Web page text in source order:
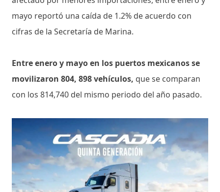
mayo reportó una caída de 1.2% de acuerdo con
cifras de la Secretaría de Marina.
Entre enero y mayo en los puertos mexicanos se
movilizaron 804, 898 vehículos, que se comparan
con los 814,740 del mismo periodo del año pasado.